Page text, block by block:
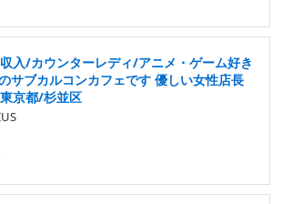
入/カウンターレディ/アニメ・ゲーム好き
サブカルコンカフェです 優しい女性店長
京都/杉並区